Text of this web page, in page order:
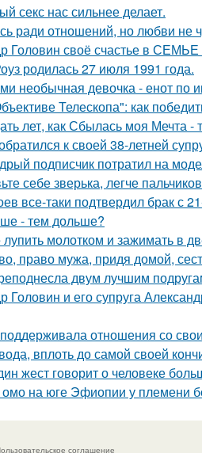
секс нас сильнее делает.
ради отношений, но любви не
Головин своё счастье в
родилась 27 июля 1991 года.
необычная девочка - енот по
Телескопа": как
лет, как Сбылась моя Мечта
к своей 38-летней
подписчик потратил на
себе зверька, легче
все-таки подтвердил брак с
- тем дольше?
молотком и зажимать в
право мужа, придя домой,
двум лучшим
Головин и его супруга
отношения со
вплоть до самой своей
жест говорит о человеке
на юге Эфиопии у племени
соглашение